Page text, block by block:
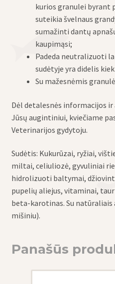
kurios granulei byrant
suteikia švelnaus
sumažinti dantų
kaupimąsi;
Padeda neutralizuoti
sudėtyje yra didelis
Su mažesnėmis
Dėl detalesnės informacijos ir
Jūsų augintiniui, kviečiame
Veterinarijos gydytoju.
Sudėtis: Kukurūzai, ryžiai,
miltai, celiuliozė, gyvuliniai
hidrolizuoti baltymai,
pupelių aliejus, vitaminai,
beta-karotinas. Su
mišiniu).
Panašūs